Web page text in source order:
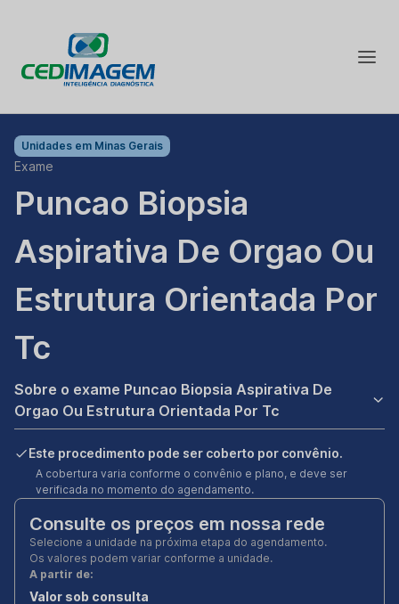
Unidades em Minas Gerais
Exame
Puncao Biopsia
Aspirativa De Orgao Ou
Estrutura Orientada Por
Tc
Sobre o exame Puncao Biopsia Aspirativa De
Orgao Ou Estrutura Orientada Por Tc
Este procedimento pode ser coberto por convênio.
A cobertura varia conforme o convênio e plano, e deve ser
verificada no momento do agendamento.
Consulte os preços em nossa rede
Selecione a unidade na próxima etapa do agendamento.
Os valores podem variar conforme a unidade.
A partir de:
Valor sob consulta